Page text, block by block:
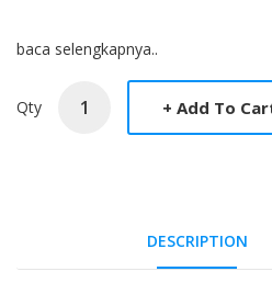
baca selengkapnya..
Qty
DESCRIPTION